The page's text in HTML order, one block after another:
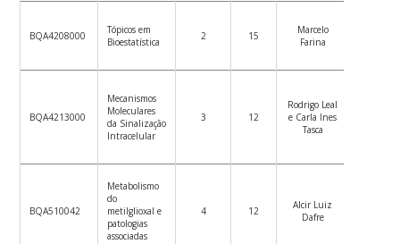
BQA4208000
Tópicos em
Bioestatística
2 15
Marcelo
Farina
BQA4213000
Mecanismos
Moleculares
da Sinalização
Intracelular
3 12
Rodrigo Leal
e Carla Ines
Tasca
BQA510042
Metabolismo
do
metilglioxal e
patologias
associadas
4 12
Alcir Luiz
Dafre